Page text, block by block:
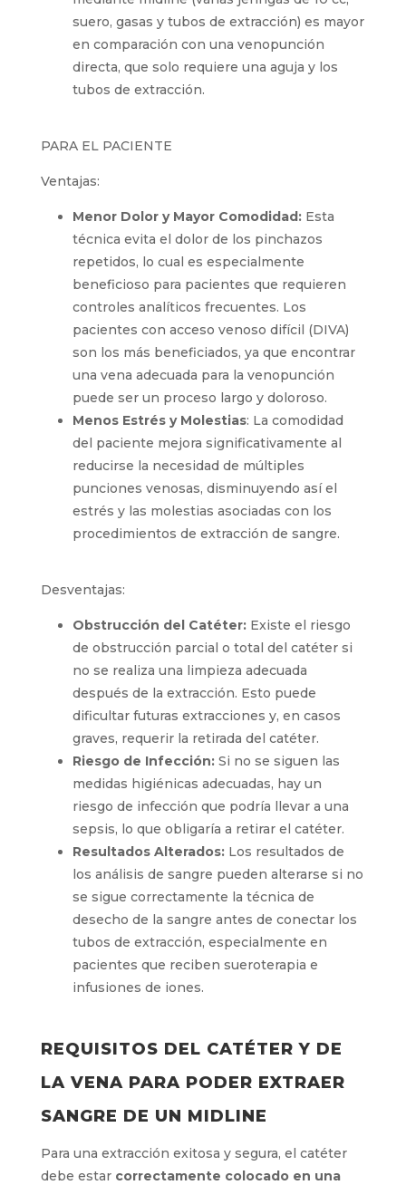
de material necesario para la extracción
mediante midline (varias jeringas de 10 cc,
suero, gasas y tubos de extracción) es
mayor en comparación con una
PARA EL PACIENTE
Ventajas:
Menor Dolor y Mayor Comodidad:
técnica evita el dolor de los pinchazos
repetidos, lo cual es especialmente
controles analíticos frecuentes. Los
pacientes con acceso venoso difícil (DIVA)
son los más beneficiados, ya que
encontrar una vena adecuada para la
venopunción puede ser un proceso largo y
doloroso.
: La comodidad
del paciente mejora significativamente al
reducirse la necesidad de múltiples
punciones venosas, disminuyendo así el
procedimientos de extracción de sangre.
Desventajas:
Obstrucción del Catéter:
de obstrucción parcial o total del catéter si
no se realiza una limpieza adecuada
después de la extracción. Esto puede
dificultar futuras extracciones y, en casos
graves, requerir la retirada del catéter.
Riesgo de Infección:
Si no se siguen las
medidas higiénicas adecuadas, hay un
sepsis, lo que obligaría a retirar el catéter.
Resultados Alterados:
los análisis de sangre pueden alterarse si
no se sigue correctamente la técnica de
desecho de la sangre antes de conectar
infusiones de iones.
REQUISITOS DEL CATÉTER Y DE
SANGRE DE UN MIDLINE